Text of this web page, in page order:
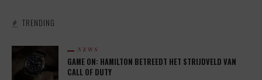
TRENDING
NEWS
GAME ON: HAMILTON BETREEDT HET STRIJDVELD VAN
CALL OF DUTY